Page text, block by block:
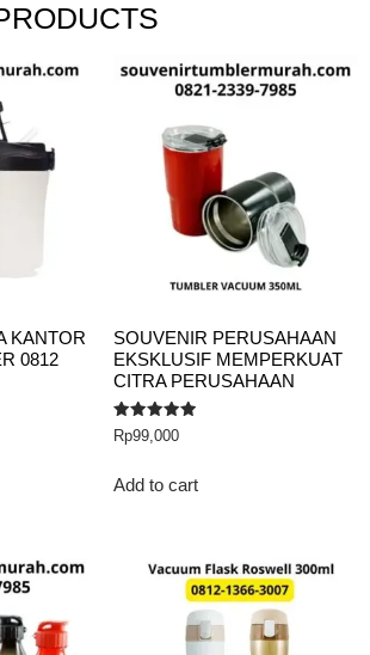
KANTOR
0812
SOUVENIR PERUSAHAAN
EKSKLUSIF MEMPERKUAT
CITRA PERUSAHAAN
Rated
5.00
Rp99,000
Add to cart